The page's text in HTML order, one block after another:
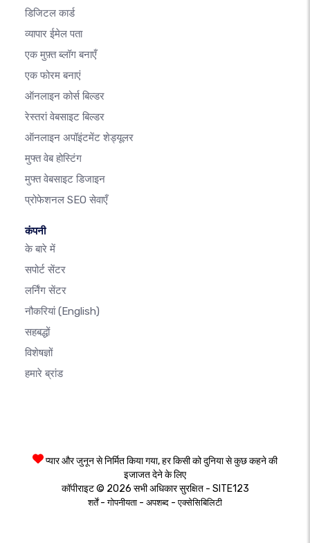
डिजिटल कार्ड
व्यापार ईमेल पता
एक मुफ़्त ब्लॉग बनाएँ
एक फोरम बनाएं
ऑनलाइन कोर्स बिल्डर
रेस्तरां वेबसाइट बिल्डर
ऑनलाइन अपॉइंटमेंट शेड्यूलर
मुफ्त वेब होस्टिंग
मुफ्त वेबसाइट डिजाइन
प्रोफेशनल SEO सेवाएँ
कंपनी
के बारे में
सपोर्ट सेंटर
लर्निंग सेंटर
नौकरियां(English)
सहबद्धों
विशेषज्ञों
हमारे ब्रांड
प्यार और जुनून से निर्मित किया गया, हर किसी को दुनिया से कुछ कहने की
इजाजत देने के लिए
कॉपीराइट © 2026 सभी अधिकार सुरक्षित - SITE123
शर्तें-गोपनीयता - अपशब्द -एक्सेसिबिलिटी